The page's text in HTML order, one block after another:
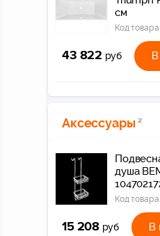
см
Код
43 822 руб
Аксессуары 2
душа
Код товара:
15 208 руб В